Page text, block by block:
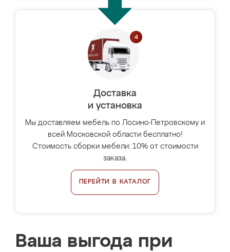
Доставка
и установка
Мы доставляем мебель по Лосино-Петровскому и
всей Московской области бесплатно!
Стоимость сборки мебели: 10% от стоимости
заказа.
ПЕРЕЙТИ В КАТАЛОГ
Ваша выгода при